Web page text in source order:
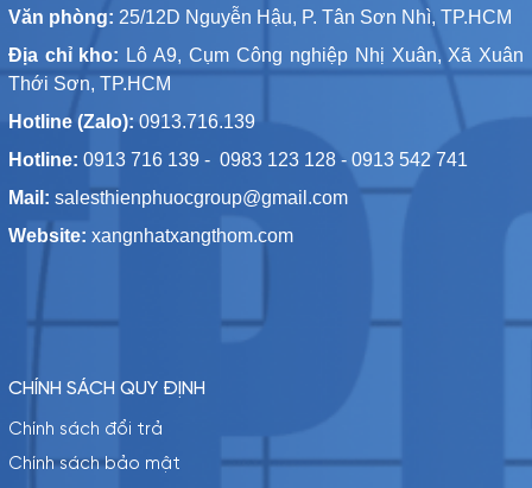
Văn phòng: 25/12D Nguyễn Hậu, P. Tân Sơn Nhì, TP.HCM
Địa chỉ kho: Lô A9, Cụm Công nghiệp Nhị Xuân, Xã Xuân
Thới Sơn, TP.HCM
Hotline (Zalo): 0913.716.139
Hotline: 0913 716 139 - 0983 123 128 - 0913 542 741
Mail: salesthienphuocgroup@gmail.com
Website: xangnhatxangthom.com
CHÍNH SÁCH QUY ĐỊNH
Chính sách đổi trả
Chính sách bảo mật